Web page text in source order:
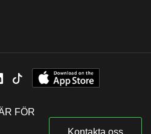
FÖR
Kontakta oss